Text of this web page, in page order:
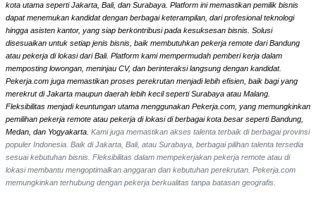
kota utama seperti Jakarta, Bali, dan Surabaya. Platform ini memastikan pemilik bisnis
dapat menemukan kandidat dengan berbagai keterampilan, dari profesional teknologi
hingga asisten kantor, yang siap berkontribusi pada kesuksesan bisnis. Solusi
disesuaikan untuk setiap jenis bisnis, baik membutuhkan pekerja remote dari Bandung
atau pekerja di lokasi dari Bali. Platform kami mempermudah pemberi kerja dalam
memposting lowongan, meninjau CV, dan berinteraksi langsung dengan kandidat.
Pekerja.com juga memastikan proses perekrutan menjadi lebih efisien, baik bagi yang
merekrut di Jakarta maupun daerah lebih kecil seperti Surabaya atau Malang.
Fleksibilitas menjadi keuntungan utama menggunakan Pekerja.com, yang memungkinkan
pemilihan pekerja remote atau pekerja di lokasi di berbagai kota besar seperti Bandung,
Medan, dan Yogyakarta. Kami juga memastikan akses talenta terbaik di berbagai provinsi
populer Indonesia. Baik di Jakarta, Bali, atau Surabaya, berbagai pilihan talenta tersedia
sesuai kebutuhan bisnis. Fleksibilitas dalam mempekerjakan pekerja remote atau di
lokasi membantu mengoptimalkan anggaran dan kebutuhan perekrutan. Pekerja.com
memungkinkan terhubung dengan pekerja berkualitas tanpa batasan geografis.